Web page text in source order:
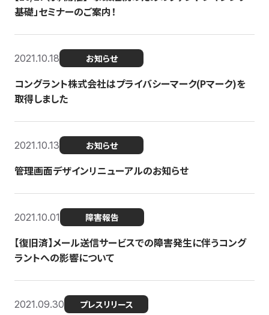
基礎」セミナーのご案内！
2021.10.18 お知らせ
コングラント株式会社はプライバシーマーク(Pマーク)を
取得しました
2021.10.13 お知らせ
管理画面デザインリニューアルのお知らせ
2021.10.01 障害報告
【復旧済】メール送信サービスでの障害発生に伴うコング
ラントへの影響について
2021.09.30 プレスリリース